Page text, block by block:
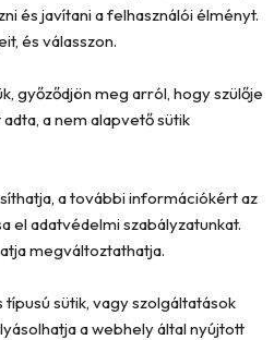
és javítani a felhasználói élményt.
és válasszon.
győződjön meg arról, hogy szülője
a nem alapvető sütik
a további információkért az
el adatvédelmi szabályzatunkat.
megváltoztathatja.
sütik, vagy szolgáltatások
a webhely által nyújtott